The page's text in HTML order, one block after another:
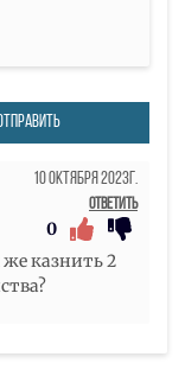
10 Октября 2023г.
Ответить
0
же казнить 2